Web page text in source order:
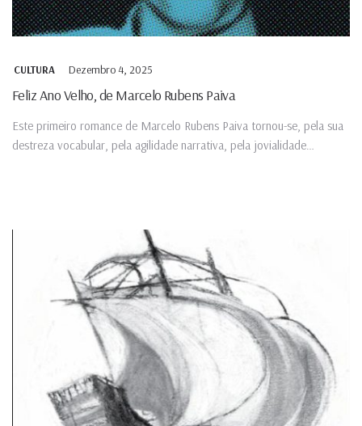
CULTURA Dezembro 4, 2025
Feliz Ano Velho, de Marcelo Rubens Paiva
Este primeiro romance de Marcelo Rubens Paiva tornou-se, pela sua
destreza vocabular, pela agilidade narrativa, pela jovialidade